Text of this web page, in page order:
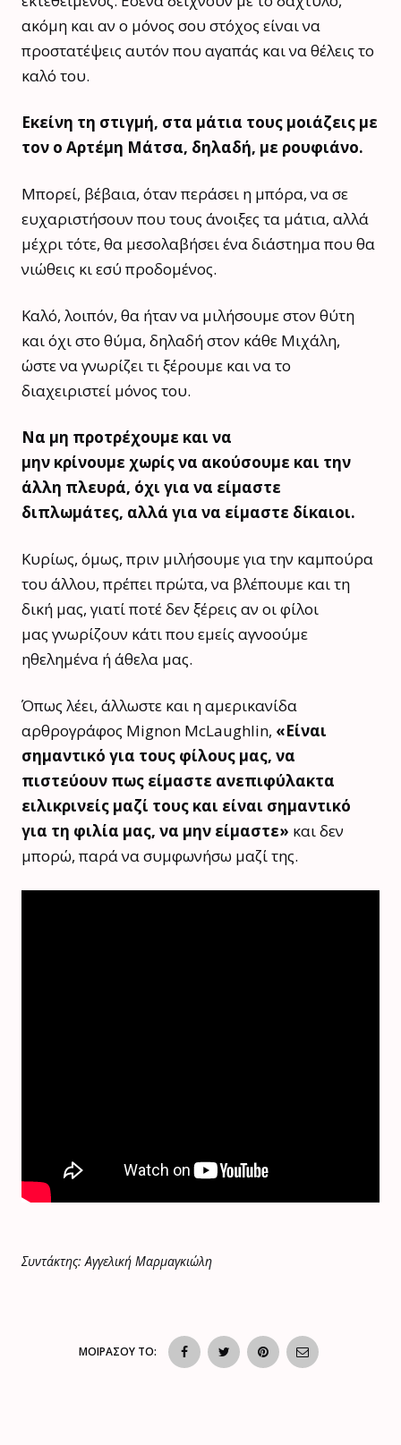
ακόμη και αν ο μόνος σου στόχος είναι να
προστατέψεις αυτόν που αγαπάς και να θέλεις το
καλό του.
Εκείνη τη στιγμή, στα μάτια τους μοιάζεις με
τον ο Αρτέμη Μάτσα, δηλαδή, με ρουφιάνο.
Μπορεί, βέβαια, όταν περάσει η μπόρα, να σε
ευχαριστήσουν που τους άνοιξες τα μάτια, αλλά
μέχρι τότε, θα μεσολαβήσει ένα διάστημα που θα
νιώθεις κι εσύ προδομένος.
Καλό, λοιπόν, θα ήταν να μιλήσουμε στον θύτη
και όχι στο θύμα, δηλαδή στον κάθε Μιχάλη,
ώστε να γνωρίζει τι ξέρουμε και να το
διαχειριστεί μόνος του.
Να μη προτρέχουμε και να
μην κρίνουμε χωρίς να ακούσουμε και την
άλλη πλευρά, όχι για να είμαστε
διπλωμάτες, αλλά για να είμαστε δίκαιοι.
Κυρίως, όμως, πριν μιλήσουμε για την καμπούρα
του άλλου, πρέπει πρώτα, να βλέπουμε και τη
δική μας, γιατί ποτέ δεν ξέρεις αν οι φίλοι
μας γνωρίζουν κάτι που εμείς αγνοούμε
ηθελημένα ή άθελα μας.
Όπως λέει, άλλωστε και η αμερικανίδα
αρθρογράφος Mignon McLaughlin, «Είναι
σημαντικό για τους φίλους μας, να
πιστεύουν πως είμαστε ανεπιφύλακτα
ειλικρινείς μαζί τους και είναι σημαντικό
για τη φιλία μας, να μην είμαστε» και δεν
μπορώ, παρά να συμφωνήσω μαζί της.
Συντάκτης: Αγγελική Μαρμαγκιώλη
ΜΟΙΡΑΣΟΥ ΤΟ: